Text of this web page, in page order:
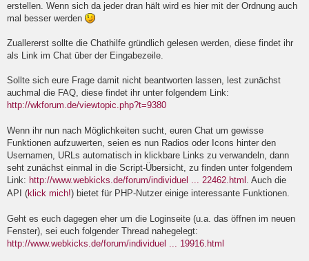
e
s
e
r
e
t
r
g
erstellen. Wenn sich da jeder dran hält wird es hier mit der Ordnung auch
mal besser werden
Zuallererst sollte die Chathilfe gründlich gelesen werden, diese findet ihr
als Link im Chat über der Eingabezeile.
Sollte sich eure Frage damit nicht beantworten lassen, lest zunächst
auchmal die FAQ, diese findet ihr unter folgendem Link:
http://wkforum.de/viewtopic.php?t=9380
Wenn ihr nun nach Möglichkeiten sucht, euren Chat um gewisse
Funktionen aufzuwerten, seien es nun Radios oder Icons hinter den
Usernamen, URLs automatisch in klickbare Links zu verwandeln, dann
seht zunächst einmal in die Script-Übersicht, zu finden unter folgendem
Link: http://www.webkicks.de/forum/individuel ... 22462.html . Auch die
API (klick mich!) bietet für PHP-Nutzer einige interessante Funktionen.
Geht es euch dagegen eher um die Loginseite (u.a. das öffnen im neuen
Fenster), sei euch folgender Thread nahegelegt:
http://www.webkicks.de/forum/individuel ... 19916.html